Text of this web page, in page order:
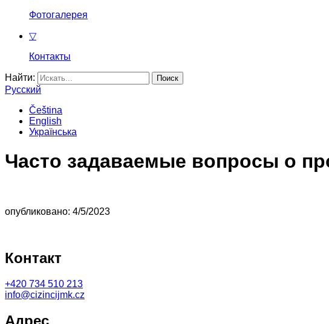
Фотогалерея
▽
Контакты
Найти:
Русский
Čeština
English
Українська
Часто задаваемые вопросы о
опубликовано: 4/5/2023
Контакт
+420 734 510 213
info@cizincijmk.cz
Адрес